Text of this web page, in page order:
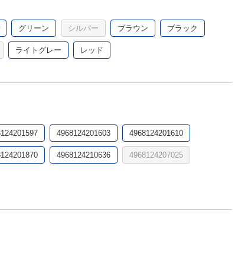
グリーン シルバー ブラウン ブラック
ライトグレー レッド
4968124201603 4968124201610
4968124210636 4968124207025